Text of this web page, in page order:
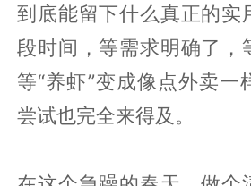
到底能留下什么真正的实
段时间，等需求明确了，
等“养虾”变成像点外卖一
尝试也完全来得及。